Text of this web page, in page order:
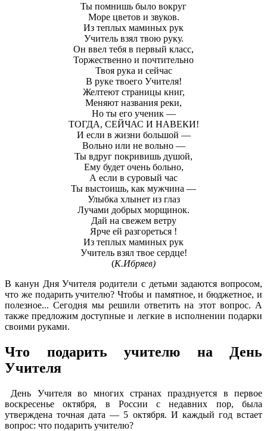
Ты помнишь было вокруг
Море цветов и звуков.
Из теплых маминых рук
Учитель взял твою руку.
Он ввел тебя в первый класс,
Торжественно и почтительно
Твоя рука и сейчас
В руке твоего Учителя!
Желтеют страницы книг,
Меняют названия реки,
Но ты его ученик —
ТОГДА, СЕЙЧАС И НАВЕКИ!
И если в жизни большой —
Вольно или не вольно —
Ты вдруг покривишь душой,
Ему будет очень больно,
А если в суровый час
Ты выстоишь, как мужчина —
Улыбка хлынет из глаз
Лучами добрых морщинок.
Дай на свежем ветру
Ярче ей разгореться !
Из теплых маминых рук
Учитель взял твое сердце!
(К.Ибряев)
В канун Дня Учителя родители с детьми задаются вопросом,
что же подарить учителю? Чтобы и памятное, и бюджетное, и
полезное... Сегодня мы решили ответить на этот вопрос. А
также предложим доступные и легкие в исполнении подарки
своими руками.
Что подарить учителю на День
Учителя
День Учителя во многих странах празднуется в первое
воскресенье октября, в России с недавних пор, была
утверждена точная дата — 5 октября. И каждый год встает
вопрос: что подарить учителю?